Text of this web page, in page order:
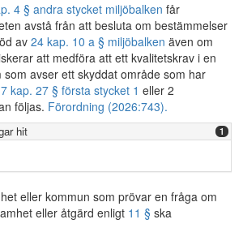
4 § andra stycket miljöbalken får
avstå från att besluta om bestämmelser
av 24 kap. 10 a § miljöbalken även om
att medföra att ett kvalitetskrav i en
som avser ett skyddat område som har
7 kap. 27 § första stycket 1 eller 2
följas. Förordning (2026:743).
hit 1
eller kommun som prövar en fråga om
eller åtgärd enligt 11 § ska